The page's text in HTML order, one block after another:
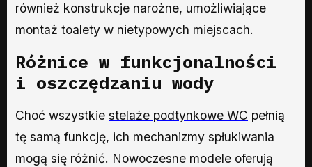
również konstrukcje narożne, umożliwiające
montaż toalety w nietypowych miejscach.
Różnice w funkcjonalności
i oszczędzaniu wody
Choć wszystkie stelaże podtynkowe WC pełnią
tę samą funkcję, ich mechanizmy spłukiwania
mogą się różnić. Nowoczesne modele oferują